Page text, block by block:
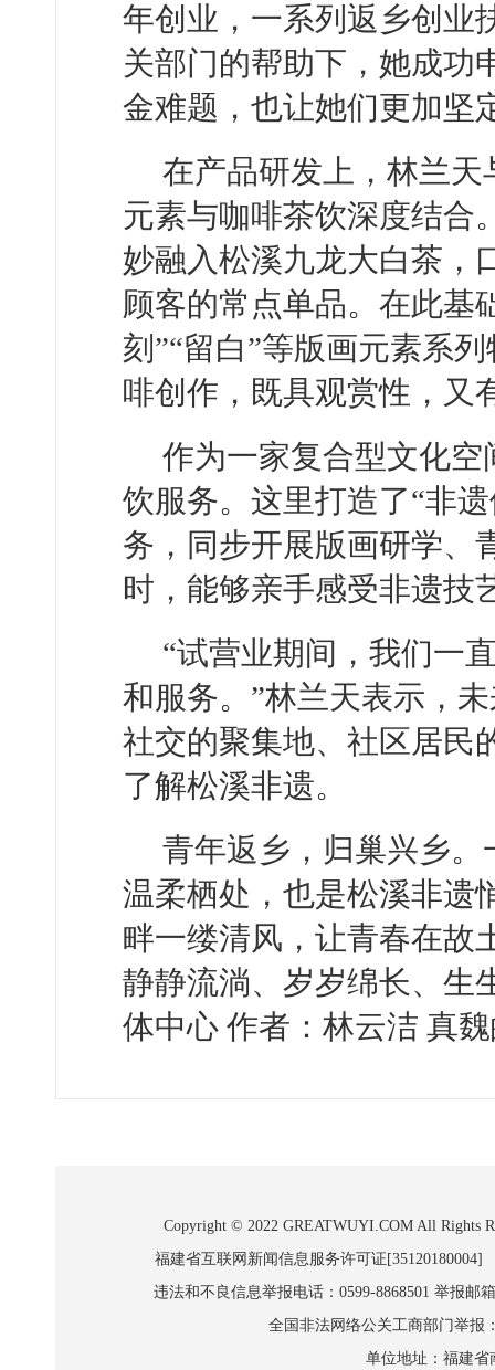
年创业，一系列返乡创业
关部门的帮助下，她成功
金难题，也让她们更加坚
在产品研发上，林兰
元素与咖啡茶饮深度结合
妙融入松溪九龙大白茶，
顾客的常点单品。在此基
刻”“留白”等版画元素系
啡创作，既具观赏性，又
作为一家复合型文化
饮服务。这里打造了“非
务，同步开展版画研学、
时，能够亲手感受非遗技
“试营业期间，我们一
和服务。”林兰天表示，
社交的聚集地、社区居民
了解松溪非遗。
青年返乡，归巢兴乡
温柔栖处，也是松溪非遗
畔一缕清风，让青春在故
静静流淌、岁岁绵长、生
体中心 作者：林云洁 真
Copyright © 2022 GREATWUYI.COM All Rights
福建省互联网新闻信息服务许可证
违法和不良信息举报电话：0599-8868501 举报邮
全国非法网络公关工商部门举报
单位地址：福建省